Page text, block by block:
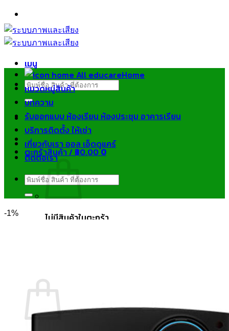
ข้าม
ไป
ยัง
เมนู
ค้นหา:
ตะกร้าสินค้า /฿0.000
ไม่มีสินค้าในตะกร้า
Home
หมวดหมู่สินค้า
บทความ
รับออกแบบ ห้องเรียน ห้องประชุม อาคารเรียน
บริการติดตั้ง ให้เช่า
เกี่ยวกับเรา ออล เอ็ดดูแคร์
ติดต่อเรา
ค้นหา:
-1%